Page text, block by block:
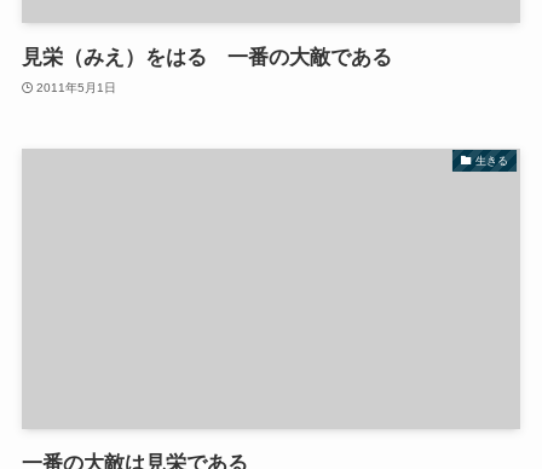
見栄（みえ）をはる 一番の大敵である
2011年5月1日
生きる
一番の大敵は見栄である